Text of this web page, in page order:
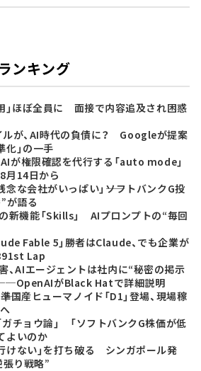
ンキング
」ほぼ全員に 面接で内容追及され困惑
が、AI時代の負債に？ Googleが提案
化」の一手
AIが権限確認を代行する「auto mode」
14日から
な会社がいっぱい」――ソフトバンクG投
が語る
新機能「Skills」 AIプロンプトの“毎回
Fable 5」勝者はClaude、でも企業が
Lap
AIエージェントは社内に“秘密の掲示
がBlack Hatで詳細説明
準国産ヒューマノイド「D1」登場、現場稼
ガチョウ論」 「ソフトバンクG株価が低
よいのか
けない」を打ち破る シンガポール発
張り戦略”